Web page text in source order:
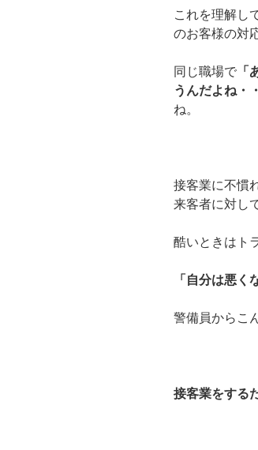
これを理解し
のお客様の対
同じ職場で 「
うんだよね・
ね。
接客業に不慣
来客者に対し
酷いときはト
「自分は悪く
警備員からこ
接客業をする